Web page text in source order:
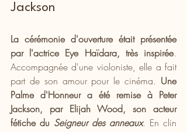
Jackson
La cérémonie d'ouverture était présentée
par l'actrice Eye Haïdara, très inspirée.
Accompagnée d'une violoniste, elle a fait
part de son amour pour le cinéma. Une
Palme d'Honneur a été remise à Peter
Jackson, par Elijah Wood, son acteur
fétiche du Seigneur des anneaux. En clin